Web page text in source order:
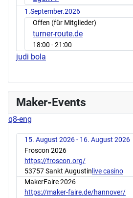
1.September.2026
Offen (für Mitglieder)
turner-route.de
18:00 - 21:00
judi bola
Maker-Events
q8-eng
15. August 2026 - 16. August 2026
Froscon 2026
https://froscon.org/
53757 Sankt Augustin live casino
MakerFaire 2026
https://maker-faire.de/hannover/